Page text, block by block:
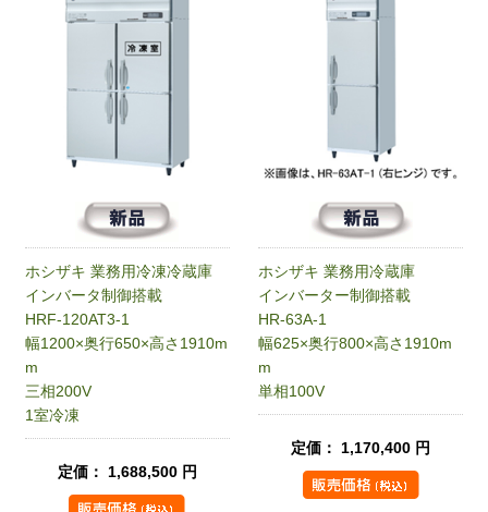
ホシザキ 業務用冷凍冷蔵庫
インバータ制御搭載
HRF-120AT3-1
幅1200×奥行650×高さ1910m
m
三相200V
1室冷凍
定価： 1,688,500 円
ホシザキ 業務用冷蔵庫
インバーター制御搭載
HR-63A-1
幅625×奥行800×高さ1910m
m
単相100V
定価： 1,170,400 円